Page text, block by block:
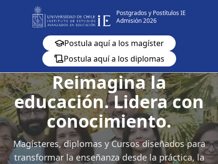
Postgrados y Postítulos IE
Admisión 2026
Postula aquí a los magíster
Postula aquí a los diplomas
Reimagina la
educación. Lidera con
conocimiento.
Magísteres, diplomas y Cursos diseñados para
transformar la enseñanza desde la práctica, la